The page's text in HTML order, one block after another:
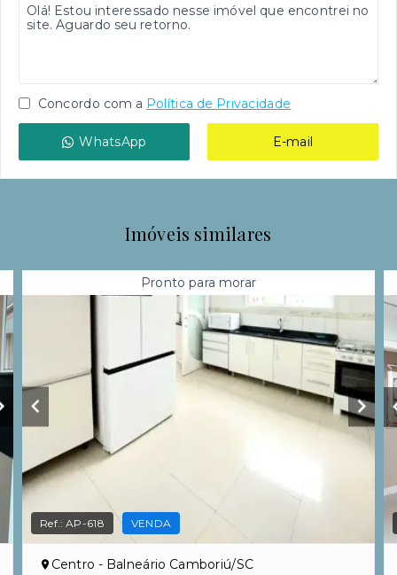
Concordo com a Política de Privacidade
WhatsApp E-mail
Imóveis similares
Pronto para morar
Ref.:AP-618 VENDA
Centro - Balneário Camboriú/SC